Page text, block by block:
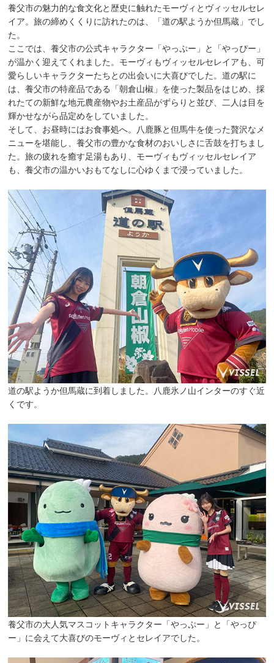
養父市の魅力的な食文化と歴史に触れたモーヴィとヴィッセルセレ
イア。旅の締めくくりに訪れたのは、「道の駅ようか但馬蔵」でし
た。
ここでは、養父市の公式キャラクター「やっぷー」と「やっぴー」
が温かく迎えてくれました。モーヴィもヴィッセルセレイアも、可
愛らしいキャラクターたちとの出会いに大喜びでした。道の駅に
は、養父市の特産品である「朝倉山椒」を使った製品をはじめ、採
れたての新鮮な地元農産物やお土産品がずらりと並び、二人は目を
輝かせながら品定めをしていました。
そして、お昼時にはお食事処へ。八鹿豚と但馬牛を使った贅沢なメ
ニューを堪能し、養父市の豊かな食材のおいしさに舌鼓を打ちまし
た。旅の疲れを癒す足湯もあり、モーヴィもヴィッセルセレイア
も、養父市の温かいおもてなしに心ゆくまで浸っていました。
道の駅ようか但馬蔵に到着しました。八鹿氷ノ山インターのすぐ近
くです。
養父市の大人気マスコットキャラクター「やっぷー」と「やっぴ
ー」に会えて大喜びのモーヴィとセレイアでした。